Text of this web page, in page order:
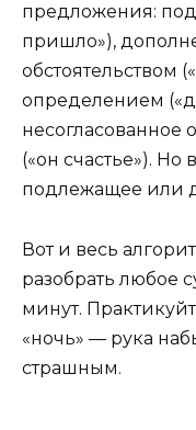
предложения:
пришло»),
обстоятельством
определением
несогласованное
(«он счастье»). Но
подлежащее или
Вот и весь
разобрать любое
минут.
«ночь» — рука
страшным.